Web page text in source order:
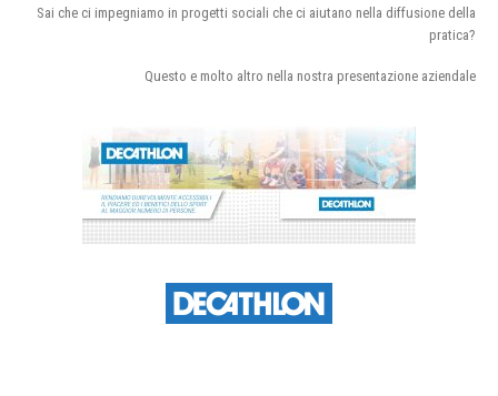
Sai che ci impegniamo in progetti sociali che ci aiutano nella diffusione della
pratica?
Questo e molto altro nella nostra presentazione aziendale